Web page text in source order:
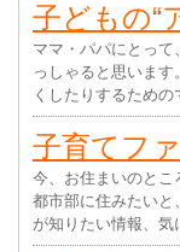
子どもの“
ママ・パパにとっ
っしゃると思いま
くしたりするため
子育てフ
今、お住まいのとこ
都市部に住みたいと
が知りたい情報、気